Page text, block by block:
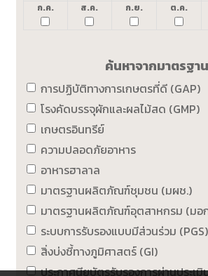
ก.ค. ส.ค. ก.ย. ต.ค.
ค้นหาจากมาตรฐาน
การปฏิบัติทางการเกษตรที่ดี (GAP)
โรงคัดบรรจุผักและผลไม้สด (GMP)
เกษตรอินทรีย์
ความปลอดภัยอาหาร
อาหารฮาลาล
มาตรฐานผลิตภัณฑ์ชุมชน (มผช.)
มาตรฐานผลิตภัณฑ์อุตสาหกรม (มอ
ระบบการรับรองแบบมีส่วนร่วม (PGS)
สิ่งบ่งชี้ทางภูมิศาสตร์ (GI)
ประกาศนียบัตรรับรองการผ่านประเ